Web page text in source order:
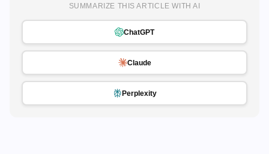
SUMMARIZE THIS ARTICLE WITH AI
ChatGPT
Claude
Perplexity